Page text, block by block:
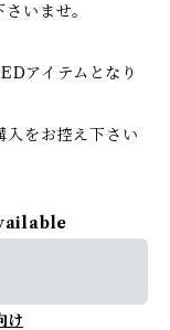
いませ。
アイテムとなり
をお控え下さい
け